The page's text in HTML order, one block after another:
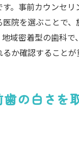
ームの違いを徹底
ワイトニングのオフ
ワイトニングで前歯
。事前カウンセ
医院を選ぶことで
地域密着型の歯科
か確認することが
の白さを